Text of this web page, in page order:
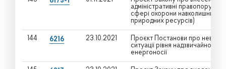
адміністративні
сфері охорони
природних ресурсів)
144 6216 23.10.2021
Проєкт Постанови про
ситуації рівня надзвичайної,
енергоносії